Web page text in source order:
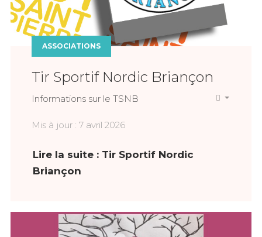
ASSOCIATIONS
Tir Sportif Nordic Briançon
Informations sur le TSNB
Mis à jour : 7 avril 2026
Lire la suite : Tir Sportif Nordic
Briançon